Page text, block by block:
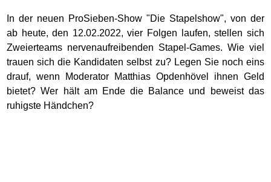
In der neuen ProSieben-Show "Die Stapelshow", von der
ab heute, den 12.02.2022, vier Folgen laufen, stellen sich
Zweierteams nervenaufreibenden Stapel-Games. Wie viel
trauen sich die Kandidaten selbst zu? Legen Sie noch eins
drauf, wenn Moderator Matthias Opdenhövel ihnen Geld
bietet? Wer hält am Ende die Balance und beweist das
ruhigste Händchen?